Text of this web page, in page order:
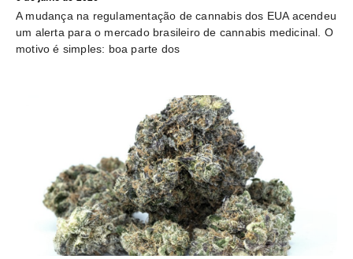
A mudança na regulamentação de cannabis dos EUA acendeu
um alerta para o mercado brasileiro de cannabis medicinal. O
motivo é simples: boa parte dos